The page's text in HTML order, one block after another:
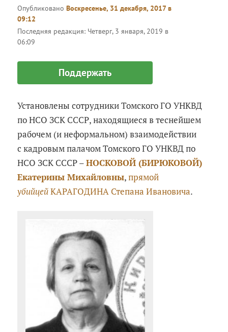
ОпубликованоВоскресенье, 31 декабря, 2017 в
09:12
Последняя редакция: Четверг, 3 января, 2019 в
06:09
Поддержать
Установлены сотрудники Томского ГО УНКВД
по НСО ЗСК СССР, находящиеся в теснейшем
рабочем (и неформальном) взаимодействии
с кадровым палачом Томского ГО УНКВД по
НСО ЗСК СССР –НОСКОВОЙ (БИРЮКОВОЙ)
Екатерины Михайловны,прямой
убийцейКАРАГОДИНА Степана Ивановича.